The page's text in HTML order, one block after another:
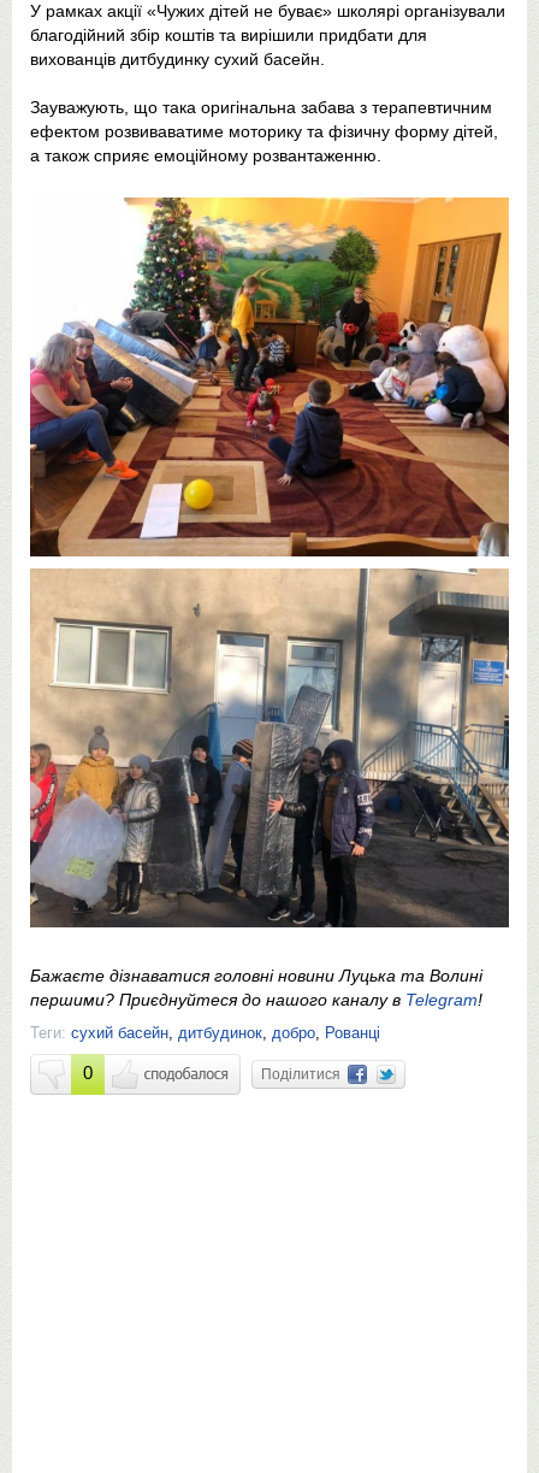
У рамках акції «Чужих дітей не буває» школярі організували
благодійний збір коштів та вирішили придбати для
вихованців дитбудинку сухий басейн.
Зауважують, що така оригінальна забава з терапевтичним
ефектом розвиваватиме моторику та фізичну форму дітей,
а також сприяє емоційному розвантаженню.
Бажаєте дізнаватися головні новини Луцька та Волині
першими? Приєднуйтеся до нашого каналу в Telegram!
Теги: сухий басейн, дитбудинок, добро, Рованці
0 Поділитися